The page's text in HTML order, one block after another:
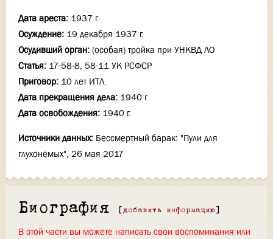
Дата ареста: 1937 г.
Осуждение: 19 декабря 1937 г.
Осудивший орган: (особая) тройка при УНКВД ЛО
Статья: 17-58-8, 58-11 УК РСФСР
Приговор: 10 лет ИТЛ.
Дата прекращения дела: 1940 г.
Дата освобождения: 1940 г.
Источники данных: Бессмертный барак: "Пули для
глухонемых", 26 мая 2017
Биография [ добавить информацию ]
В этой части вы можете написать свои воспоминания или